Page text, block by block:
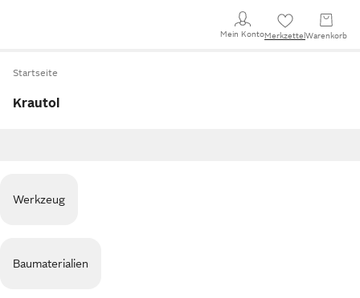
Mein KontoMerkzettel Warenkorb
Startseite
Krautol
Werkzeug
Baumaterialien